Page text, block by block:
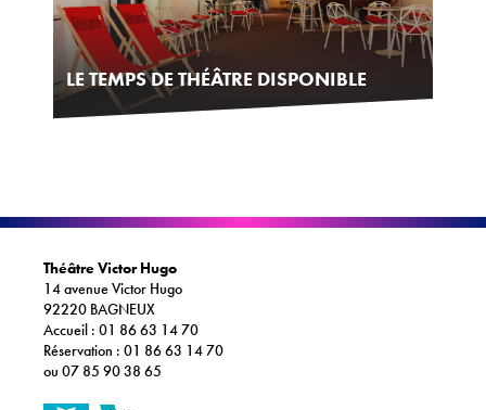
LE TEMPS DE THÉÂTRE DISPONIBLE
Théâtre Victor Hugo
14 avenue Victor Hugo
92220 BAGNEUX
Accueil : 01 86 63 14 70
Réservation : 01 86 63 14 70
ou 07 85 90 38 65